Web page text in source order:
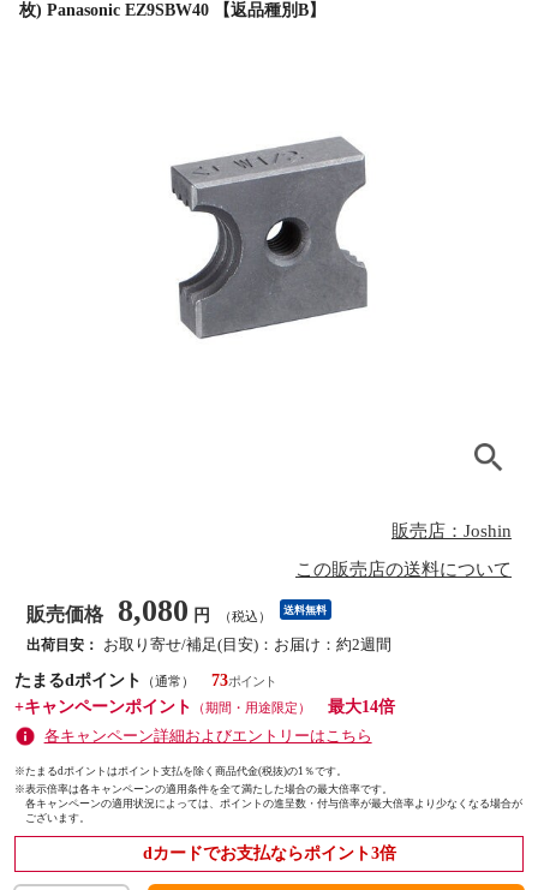
枚) Panasonic EZ9SBW40 【返品種別B】
販売店：Joshin
この販売店の送料について
販売価格 8,080 円 （税込） 送料無料
出荷目安：
お取り寄せ/補足(目安)：お届け：約2週間
たまるdポイント
（通常）
73
+キャンペーンポイント
（期間・用途限定）
最大14倍
各キャンペーン詳細およびエントリーはこちら
※たまるdポイントはポイント支払を除く商品代金(税抜)の1％です。
※表示倍率は各キャンペーンの適用条件を全て満たした場合の最大倍率です。
各キャンペーンの適用状況によっては、ポイントの進呈数・付与倍率が最大倍率より少なくなる場合が
ございます。
dカードでお支払ならポイント3倍